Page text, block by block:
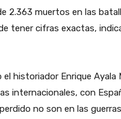
2.363 muertos en las
tener cifras exactas,
historiador Enrique Ayala
internacionales, con
no son en las